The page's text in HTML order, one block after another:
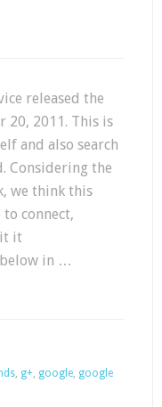
released the
20, 2011. This is
and also search
Considering the
we think this
connect,
it
below in …
, g+, google, google